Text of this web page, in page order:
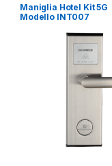
Maniglia Hotel Kit 5G
Modello INT007